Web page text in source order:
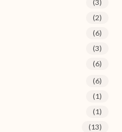
(3)
(2)
(6)
(3)
(6)
(6)
(1)
(1)
(13)